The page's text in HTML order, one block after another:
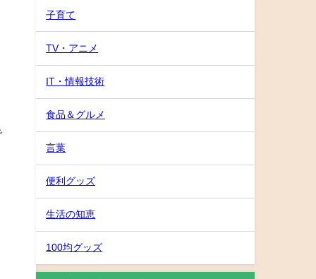
子育て
TV・アニメ
IT・情報技術
食品＆グルメ
言葉
便利グッズ
生活の知恵
100均グッズ